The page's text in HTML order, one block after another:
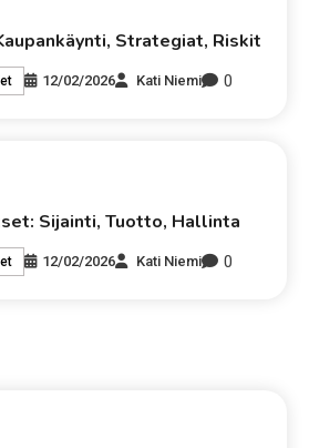
Strategiat, Riskit
12/02/2026 Kati Niemi 0
Sijainti, Tuotto, Hallinta
12/02/2026 Kati Niemi 0